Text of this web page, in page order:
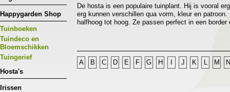
Happygarden Shop
Tuinboeken
Tuindeco en
Bloemschikken
Tuingerief
Hosta's
Irissen
De hosta is een populaire tuinplant. Hij is vooral
erg kunnen verschillen qua vorm, kleur en
halfhoog tot hoog. Ze passen perfect in een
A B C D E F G H J K L M N